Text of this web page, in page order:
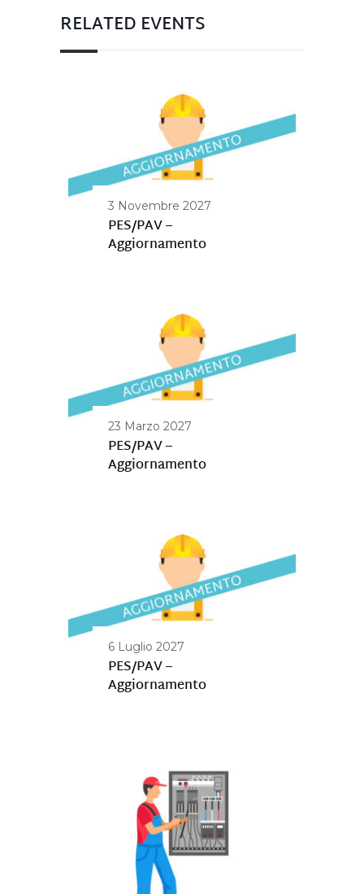
RELATED EVENTS
3 Novembre 2027
PES/PAV –
Aggiornamento
23 Marzo 2027
PES/PAV –
Aggiornamento
6 Luglio 2027
PES/PAV –
Aggiornamento